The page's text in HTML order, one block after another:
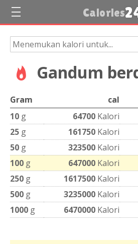
Calories
Gandum
Gram cal
10 g 64700 Kalori
25 g 161750 Kalori
50 g 323500 Kalori
100 g 647000 Kalori
250 g 1617500 Kalori
500 g 3235000 Kalori
1000 g 6470000 Kalori